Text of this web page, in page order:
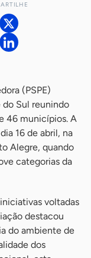
(PSPE)
do Sul reunindo
46 municípios. A
16 de abril, na
Alegre, quando
categorias da
voltadas
destacou
do ambiente de
dos